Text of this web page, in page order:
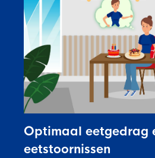
Richard Louman
Hoofdexpert strength &
Neem contact op
Bernadet van Os
Hoofdexpert sport science
Neem contact op
Optimaal eetgedrag
eetstoornissen